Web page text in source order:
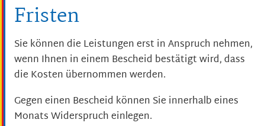
Fristen
Sie können die Leistungen erst in Anspruch nehmen,
wenn Ihnen in einem Bescheid bestätigt wird, dass
die Kosten übernommen werden.
Gegen einen Bescheid können Sie innerhalb eines
Monats Widerspruch einlegen.